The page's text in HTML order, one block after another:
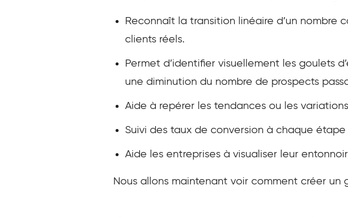
Reconnaît la transition linéaire d’un nombre
clients réels.
Permet d’identifier visuellement les goulets
une diminution du nombre de prospects
Aide à repérer les tendances ou les
Suivi des taux de conversion à chaque étape
Aide les entreprises à visualiser leur
Nous allons maintenant voir comment créer un